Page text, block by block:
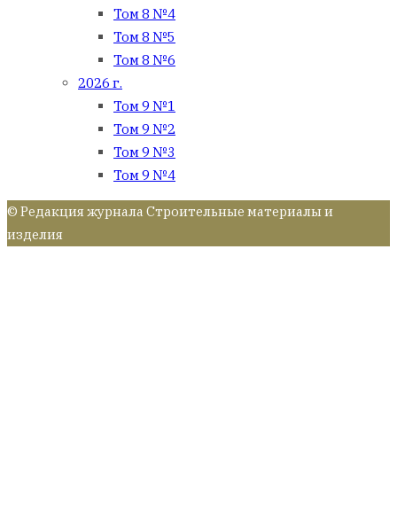
Том 8 №4
Том 8 №5
Том 8 №6
2026 г.
Том 9 №1
Том 9 №2
Том 9 №3
Том 9 №4
© Редакция журнала Строительные материалы и
изделия